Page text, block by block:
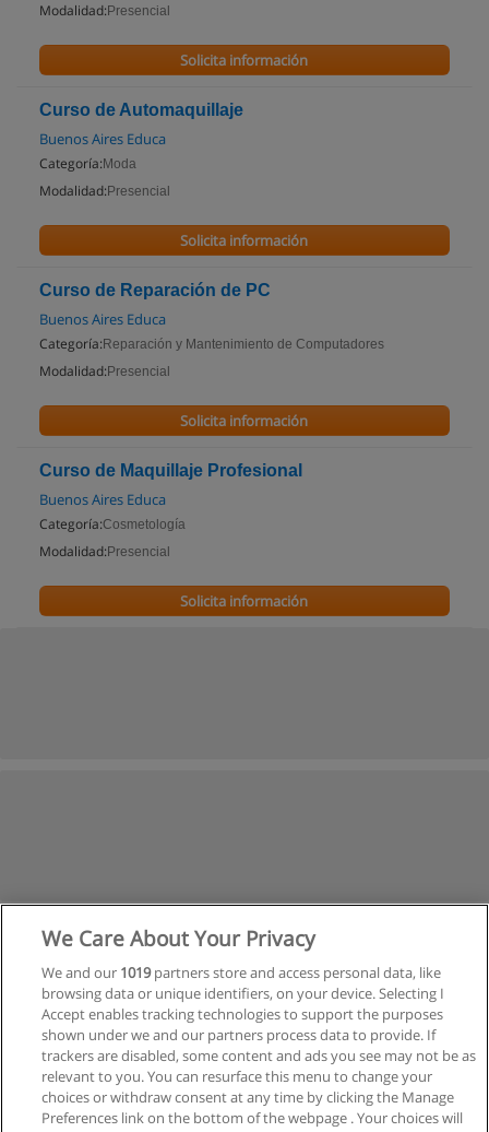
Modalidad: Presencial
Solicita información
Curso de Automaquillaje
Buenos Aires Educa
Categoría: Moda
Modalidad: Presencial
Solicita información
Curso de Reparación de PC
Buenos Aires Educa
Categoría: Reparación y Mantenimiento de Computadores
Modalidad: Presencial
Solicita información
Curso de Maquillaje Profesional
Buenos Aires Educa
Categoría:Cosmetología
Modalidad: Presencial
Solicita información
Siguiente
We Care About Your Privacy
We and our 1019partners store and access personal data, like
browsing data or unique identifiers, on your device. Selecting I
Accept enables tracking technologies to support the purposes
shown under we and our partners process data to provide. If
trackers are disabled, some content and ads you see may not be as
relevant to you. You can resurface this menu to change your
choices or withdraw consent at any time by clicking the Manage
Preferences link on the bottom of the webpage . Your choices will